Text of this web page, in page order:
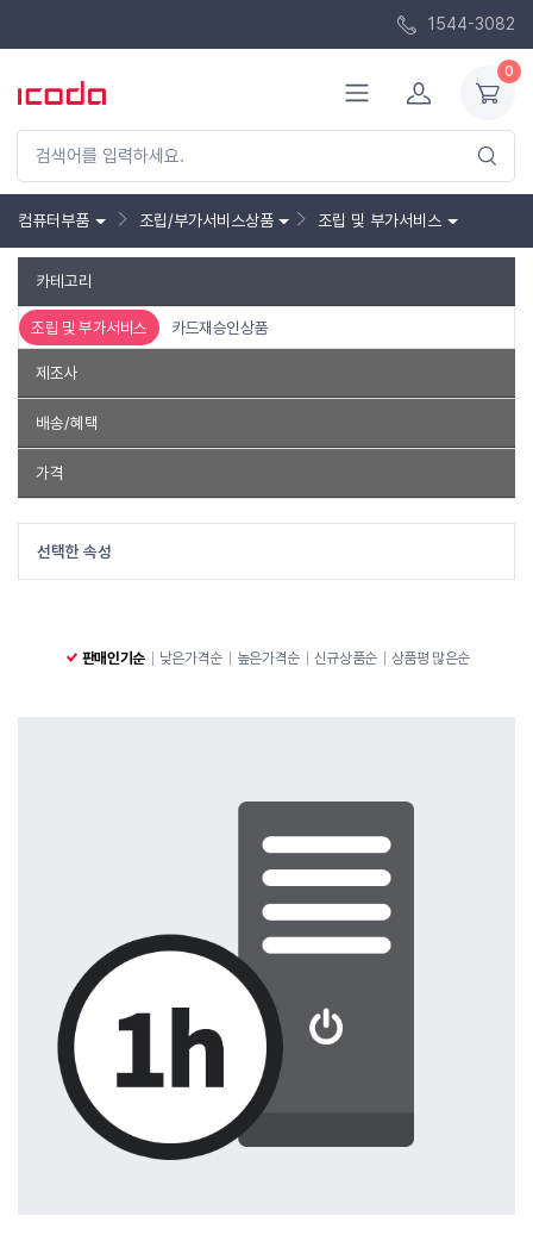
1544-3082
0
컴퓨터부품 조립/부가서비스상품 조립 및 부가서비스
카테고리
조립 및 부가서비스 카드재승인상품
제조사
ICODA
배송/혜택
무료배송
가격
~
선택한 속성
판매인기순 낮은가격순 높은가격순 신규상품순 상품평 많은순